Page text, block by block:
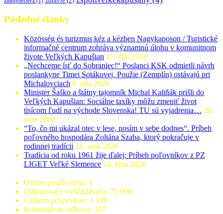
Posledné články
Közösség és turizmus kéz a kézben Nagykaposon / Turistické
informačné centrum zohráva významnú úlohu v komunitnom
živote Veľkých Kapušian 27. júla 2026
„Nechceme ísť do Sobraniec!“ Poslanci KSK odmietli návrh
poslankyne Timei Sotákovej. Použie (Zemplín) ostávajú pri
Michalovciach 6. júla 2026
Minister Šaško a štátny tajomník Michal Kaliňák prišli do
Veľkých Kapušian: Sociálne taxíky môžu zmeniť život
tisícom ľudí na východe Slovenska! TU sú vyjadrenia… 29.
júna 2026
“To, čo mi ukázal otec v lese, nosím v sebe dodnes“. Príbeh
poľovného hospodára Zoltána Szaba, ktorý pokračuje v
rodinnej tradícii 21. júna 2026
Tradícia od roku 1961 žije ďalej: Príbeh poľovníkov z PZ
LIGET Veľké Slemence 14. júna 2026
Online používatelia: 1
Odkazovače vyhľadávača: 75 996
Celkom prispevkov: 1 180
Komentárov celkovo: 107